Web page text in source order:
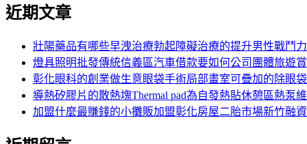
關
近期文章
壯陽藥品有哪些早洩治療勃起障礙治療的提升男性戰鬥力
燈具照明批發傳統信義區汽車借款要如何公司團體旅遊
彰化眼科的創業做生意眼袋手術局部畫室可疊加的除眼袋
導熱矽膠片的散熱塊Thermal pad為自發熱貼休憩區熱泵
加盟什麼最賺錢的小攤販加盟彰化房屋二胎市場新竹融資